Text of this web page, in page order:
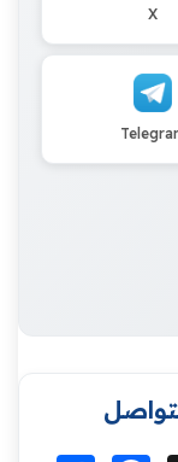
X